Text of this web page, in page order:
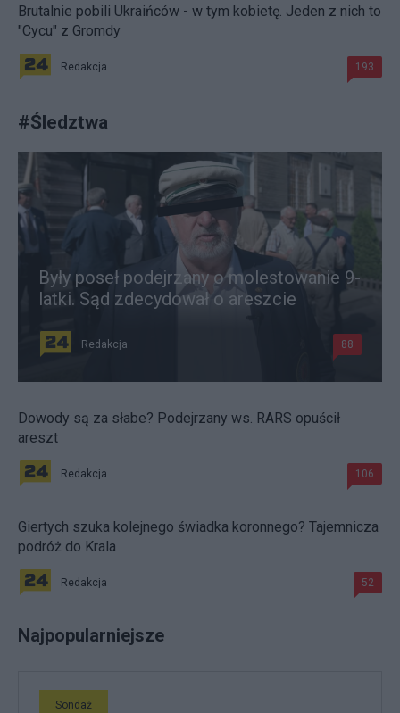
Brutalnie pobili Ukraińców - w tym kobietę. Jeden z nich to
"Cycu" z Gromdy
Redakcja 193
#Śledztwa
Były poseł podejrzany o molestowanie 9-
latki. Sąd zdecydował o areszcie
Redakcja 88
Dowody są za słabe? Podejrzany ws. RARS opuścił
areszt
Redakcja 106
Giertych szuka kolejnego świadka koronnego? Tajemnicza
podróż do Krala
Redakcja 52
Najpopularniejsze
Sondaż